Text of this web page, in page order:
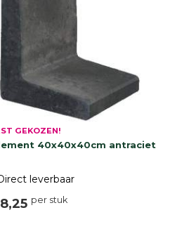
GEKOZEN!
40x40x40cm antraciet
leverbaar
per stuk